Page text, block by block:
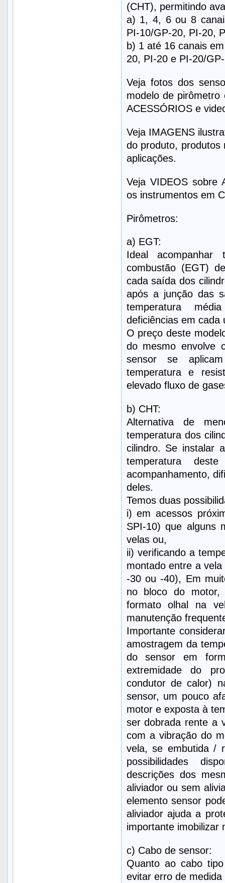
(CHT), permitindo
a) 1, 4, 6 ou 8
PI-10/GP-20, PI-20,
b) 1 até 16 canais
20, PI-20 e PI-20/
Veja fotos dos
modelo de pirômetro
ACESSÓRIOS e
Veja IMAGENS
do produto, produtos
aplicações.
Veja VIDEOS sobre
os instrumentos em
Pirômetros:
a) EGT:
Ideal acompanhar
combustão (EGT)
cada saída dos
após a junção das
temperatura
deficiências em cada
O preço deste
do mesmo envolve
sensor se
temperatura e
elevado fluxo de
b) CHT:
Alternativa de
temperatura dos
cilindro. Se instalar
temperatura
acompanhamento,
deles.
Temos duas
i) em acessos
SPI-10) que alguns
velas ou,
ii) verificando a
montado entre a
-30 ou -40), Em
no bloco do motor,
formato olhal na
manutenção
Importante
amostragem da
do sensor em
extremidade do
condutor de calor)
sensor, um pouco
motor e exposta à
ser dobrada rente a
com a vibração do
vela, se embutida /
possibilidades
descrições dos
aliviador ou sem
elemento sensor
aliviador ajuda a
importante imobilizar
c) Cabo de sensor:
Quanto ao cabo
evitar erro de